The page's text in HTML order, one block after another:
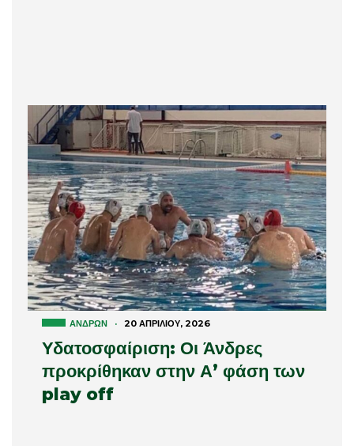
ΑΝΔΡΏΝ · 20 ΑΠΡΙΛΊΟΥ, 2026
Υδατοσφαίριση: Οι Άνδρες
προκρίθηκαν στην Α’ φάση των
play off